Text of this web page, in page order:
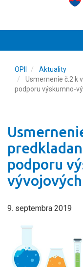
OPII
Aktuality
Usmernenie č.2 k
podporu výskumno-
podporu
9. septembra 2019